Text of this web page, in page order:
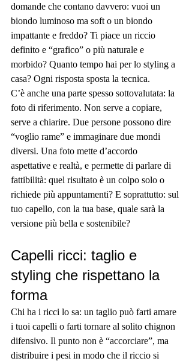
domande che contano davvero: vuoi un
biondo luminoso ma soft o un biondo
impattante e freddo? Ti piace un riccio
definito e “grafico” o più naturale e
morbido? Quanto tempo hai per lo styling a
casa? Ogni risposta sposta la tecnica.
C’è anche una parte spesso sottovalutata: la
foto di riferimento. Non serve a copiare,
serve a chiarire. Due persone possono dire
“voglio rame” e immaginare due mondi
diversi. Una foto mette d’accordo
aspettative e realtà, e permette di parlare di
fattibilità: quel risultato è un colpo solo o
richiede più appuntamenti? E soprattutto: sul
tuo capello, con la tua base, quale sarà la
versione più bella e sostenibile?
Capelli ricci: taglio e
styling che rispettano la
forma
Chi ha i ricci lo sa: un taglio può farti amare
i tuoi capelli o farti tornare al solito chignon
difensivo. Il punto non è “accorciare”, ma
distribuire i pesi in modo che il riccio si